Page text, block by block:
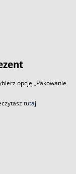
opcję „Pakowanie
tutaj